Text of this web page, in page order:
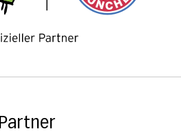
Partner